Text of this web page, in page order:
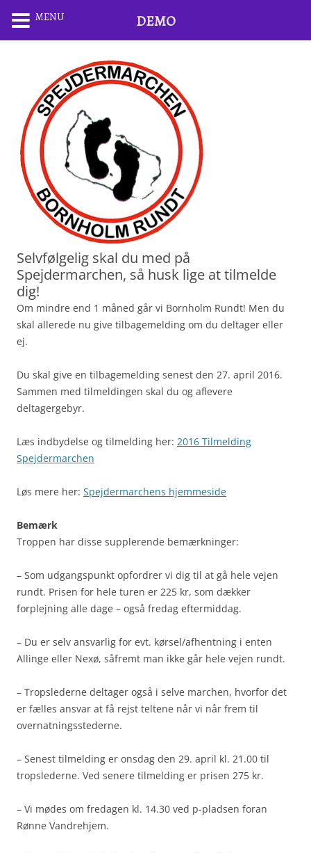
Selvfølgelig skal du med på
Spejdermarchen, så husk lige at tilmelde
dig!
Om mindre end 1 måned går vi Bornholm Rundt! Men du
skal allerede nu give tilbagemelding om du deltager eller
ej.
Du skal give en tilbagemelding senest den 27. april 2016.
Sammen med tilmeldingen skal du og aflevere
deltagergebyr.
Læs indbydelse og tilmelding her: 2016 Tilmelding
Spejdermarchen
Løs mere her: Spejdermarchens hjemmeside
Bemærk
Troppen har disse supplerende bemærkninger:
– Som udgangspunkt opfordrer vi dig til at gå hele vejen
rundt. Prisen for hele turen er 225 kr, som dækker
forplejning alle dage – også fredag eftermiddag.
– Du er selv ansvarlig for evt. kørsel/afhentning i enten
Allinge eller Nexø, såfremt man ikke går hele vejen rundt.
– Tropslederne deltager også i selve marchen, hvorfor det
er fælles ansvar at få rejst teltene når vi når frem til
overnatningsstederne.
– Senest tilmelding er onsdag den 29. april kl. 21.00 til
tropslederne. Ved senere tilmelding er prisen 275 kr.
– Vi mødes om fredagen kl. 14.30 ved p-pladsen foran
Rønne Vandrehjem.
MENU DEMO